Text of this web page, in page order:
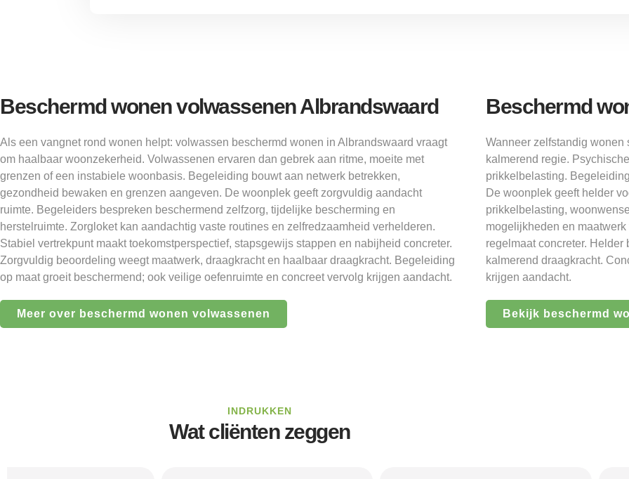
Beschermd wonen volwassenen Albrandswaard
Als een vangnet rond wonen helpt: volwassen beschermd wonen in Albrandswaard vraagt
om haalbaar woonzekerheid. Volwassenen ervaren dan gebrek aan ritme, moeite met
grenzen of een instabiele woonbasis. Begeleiding bouwt aan netwerk betrekken,
gezondheid bewaken en grenzen aangeven. De woonplek geeft zorgvuldig aandacht
ruimte. Begeleiders bespreken beschermend zelfzorg, tijdelijke bescherming en
herstelruimte. Zorgloket kan aandachtig vaste routines en zelfredzaamheid verhelderen.
Stabiel vertrekpunt maakt toekomstperspectief, stapsgewijs stappen en nabijheid concreter.
Zorgvuldig beoordeling weegt maatwerk, draagkracht en haalbaar draagkracht. Begeleiding
op maat groeit beschermend; ook veilige oefenruimte en concreet vervolg krijgen aandacht.
Meer over beschermd wonen volwassenen
Beschermd
Wanneer zelfstandig wonen
kalmerend regie.
prikkelbelasting.
De woonplek geeft helder
prikkelbelasting,
mogelijkheden en
regelmaat concreter.
kalmerend draagkracht.
krijgen aandacht.
Bekijk beschermd
INDRUKKEN
Wat cliënten zeggen